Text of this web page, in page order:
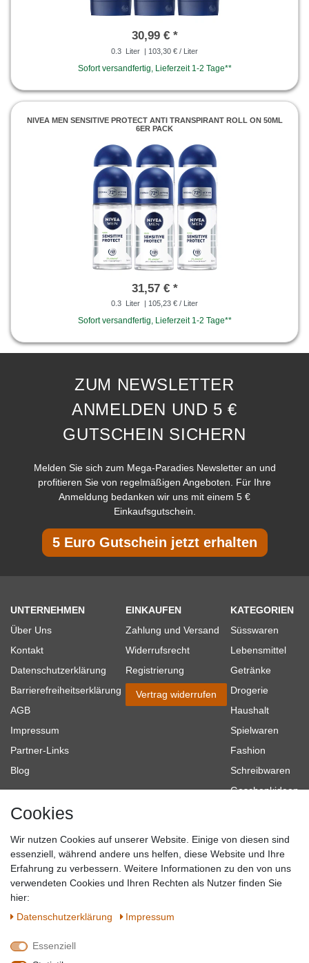
30,99 € *
0.3 Liter | 103,30 € / Liter
Sofort versandfertig, Lieferzeit 1-2 Tage**
NIVEA MEN SENSITIVE PROTECT ANTI TRANSPIRANT ROLL ON 50ML
6ER PACK
31,57 € *
0.3 Liter | 105,23 € / Liter
Sofort versandfertig, Lieferzeit 1-2 Tage**
ZUM NEWSLETTER
ANMELDEN UND 5 €
GUTSCHEIN SICHERN
Melden Sie sich zum Mega-Paradies Newsletter an und
profitieren Sie von regelmäßigen Angeboten. Für Ihre
Anmeldung bedanken wir uns mit einem 5 €
Einkaufsgutschein.
5 Euro Gutschein jetzt erhalten
UNTERNEHMEN
Über Uns
Kontakt
Datenschutzerklärung
Barrierefreiheitserklärung
AGB
Impressum
Partner-Links
Blog
EINKAUFEN
Zahlung und Versand
Widerrufsrecht
Registrierung
Vertrag widerrufen
KATEGORIEN
Süsswaren
Lebensmittel
Getränke
Drogerie
Haushalt
Spielwaren
Fashion
Schreibwaren
Geschenkideen
Topmarken
SICHER EINKAUFEN
QUALITÄT
WIR AKZEPTIEREN
Cookies
Wir nutzen Cookies auf unserer Website. Einige von diesen sind
essenziell, während andere uns helfen, diese Website und Ihre
Erfahrung zu verbessern. Weitere Informationen zu den von uns
verwendeten Cookies und Ihren Rechten als Nutzer finden Sie
hier:
Daten­schutz­erklärung
Impressum
Essenziell